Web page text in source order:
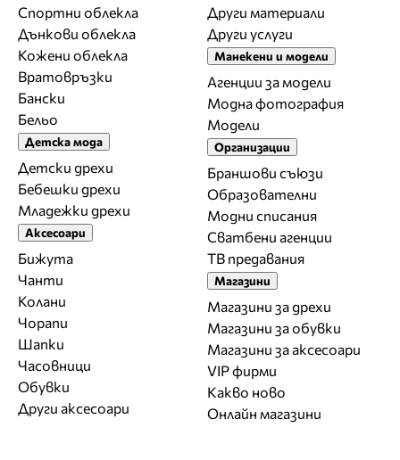
Спортни облекла
Дънкови облекла
Кожени облекла
Вратовръзки
Бански
Бельо
Детска мода
Детски дрехи
Бебешки дрехи
Младежки дрехи
Аксесоари
Бижута
Чанти
Колани
Чорапи
Шапки
Часовници
Обувки
Други аксесоари
Други материали
Други услуги
Манекени и модели
Агенции за модели
Модна фотография
Модели
Организации
Браншови съюзи
Образователни
Модни списания
Сватбени агенции
ТВ предавания
Магазини
Магазини за дрехи
Магазини за обувки
Магазини за aксесоари
VIP фирми
Какво ново
Онлайн магазини